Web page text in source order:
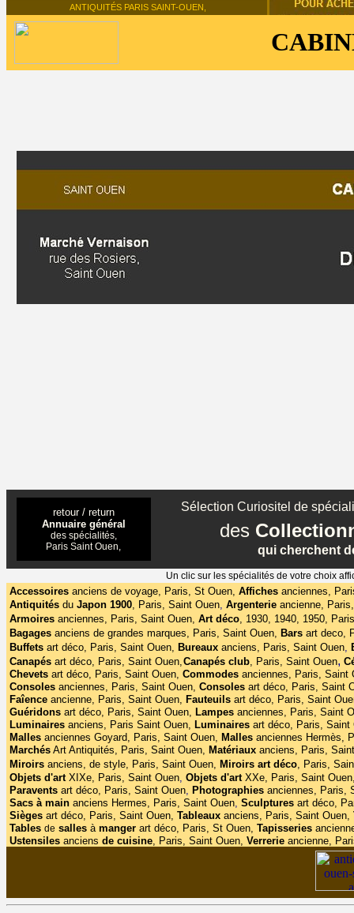
ANTIQUITÉS PARIS SAINT-OUEN,
retour / return
Annuaire général
des spécialités,
Paris Saint Ouen,
Sélection Curiositel de
des
qui cherchent
Un clic sur les spécialités de votre choix
Accessoires anciens de voyage, Paris, St Ouen, Affiches anciennes,
Antiquités du Japon 1900, Paris, Saint Ouen, Argenterie ancienne,
Armoires anciennes, Paris, Saint Ouen, Art déco, 1930, 1940, 1950,
Bagages anciens de grandes marques, Paris, Saint Ouen, Bars art deco,
Buffets art déco, Paris, Saint Ouen, Bureaux anciens, Paris, Saint Ouen,
Canapés art déco, Paris, Saint Ouen,Canapés club, Paris, Saint Ouen,
Chevets art déco, Paris, Saint Ouen, Commodes anciennes, Paris, Saint
Consoles anciennes, Paris, Saint Ouen, Consoles art déco, Paris, Saint
Faîence ancienne, Paris, Saint Ouen, Fauteuils art déco, Paris, Saint
Guéridons art déco, Paris, Saint Ouen, Lampes anciennes, Paris, Saint
Luminaires anciens, Paris Saint Ouen, Luminaires art déco, Paris, Saint
Malles anciennes Goyard, Paris, Saint Ouen, Malles anciennes Hermès,
Marchés Art Antiquités, Paris, Saint Ouen, Matériaux anciens, Paris,
Miroirs anciens, de style, Paris, Saint Ouen, Miroirs art déco, Paris,
Objets d'art XIXe, Paris, Saint Ouen, Objets d'art XXe, Paris, Saint
Paravents art déco, Paris, Saint Ouen, Photographies anciennes, Paris,
Sacs à main anciens Hermes, Paris, Saint Ouen, Sculptures art déco,
Sièges art déco, Paris, Saint Ouen, Tableaux anciens, Paris, Saint Ouen,
Tables de salles àmanger art déco, Paris, St Ouen, Tapisseries
Ustensiles anciens de cuisine, Paris, Saint Ouen, Verrerie ancienne,